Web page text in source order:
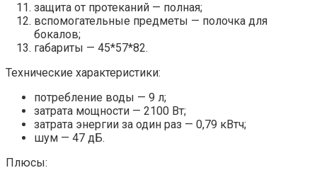
защита от протеканий — полная;
вспомогательные предметы — полочка для
бокалов;
габариты — 45*57*82.
Технические характеристики:
потребление воды — 9 л;
затрата мощности — 2100 Вт;
затрата энергии за один раз — 0,79 кВтч;
шум — 47 дБ.
Плюсы: